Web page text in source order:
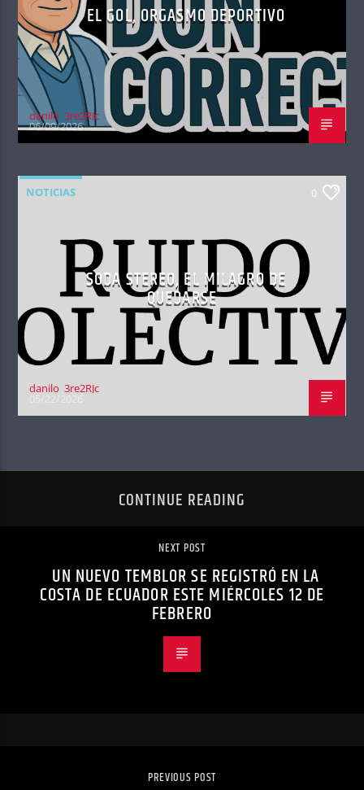
EL GOL, ORGASMO DEPORTIVO
danilo_3re2RJc
06/09/2026
NOTICIAS 0
SODA STEREO, EL MILAGRO DE
QUEDARSE
danilo_3re2RJc
CONTINUE READING
NEXT POST
UN NUEVO TEMBLOR SE REGISTRÓ EN LA
COSTA DE ECUADOR ESTE MIÉRCOLES 12 DE
FEBRERO
PREVIOUS POST